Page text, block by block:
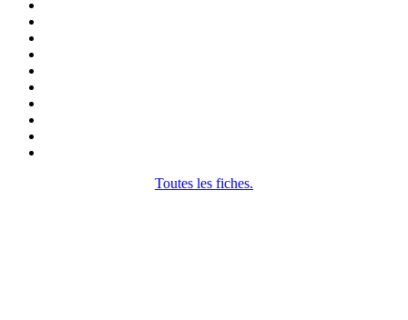
Toutes les fiches.